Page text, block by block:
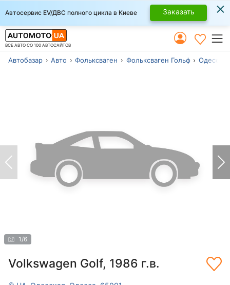
Автосервис EV/ДВС полного цикла в Киеве Заказать ×
ВСЕ АВТО СО 100 АВТОСАЙТОВ
Автобазар Авто Фольксваген Фольксваген Гольф Одесса
1 /6
Volkswagen Golf, 1986 г.в.